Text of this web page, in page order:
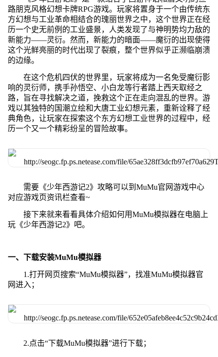
路朋克风格幻想卡牌RPG游戏。玩家将置身于一个由传统东
方幻想与工业革命相结合的瑰丽世界之中，这个世界正在经
历一个史无前例的工业盛景，人类发现了与神明势均力敌的
新能力——灵衍。然而，新能力的暗面——魔衍的出现使得
这个光鲜亮丽的时代出现了裂痕，整个世界似乎正濒临崩溃
的边缘。
在这个危机四伏的世界里，玩家将成为一名免受魔衍影
响的灵衍师，携手孙悟空、小白龙等行者踏上西天取经之
路，旨在寻找解决之道，挽救这个正在走向混乱的世界。游
戏以其独特的国潮立绘和大唐工业幻想元素，重新诠释了经
典角色，让玩家在探索这个东方幻想工业世界的过程中，经
历一个又一个精彩纷呈的冒险故事。
需要《少年西游记2》攻略可以到MuMu官网游戏中心
对应游戏页资讯栏查看~
接下来就来看看具体介绍如何用MuMu模拟器在电脑上
玩《少年西游记2》吧。
一、下载安装MuMu模拟器
1.打开网页搜索“MuMu模拟器”，找准MuMu模拟器官
网进入；
2.点击“下载MuMu模拟器”进行下载；